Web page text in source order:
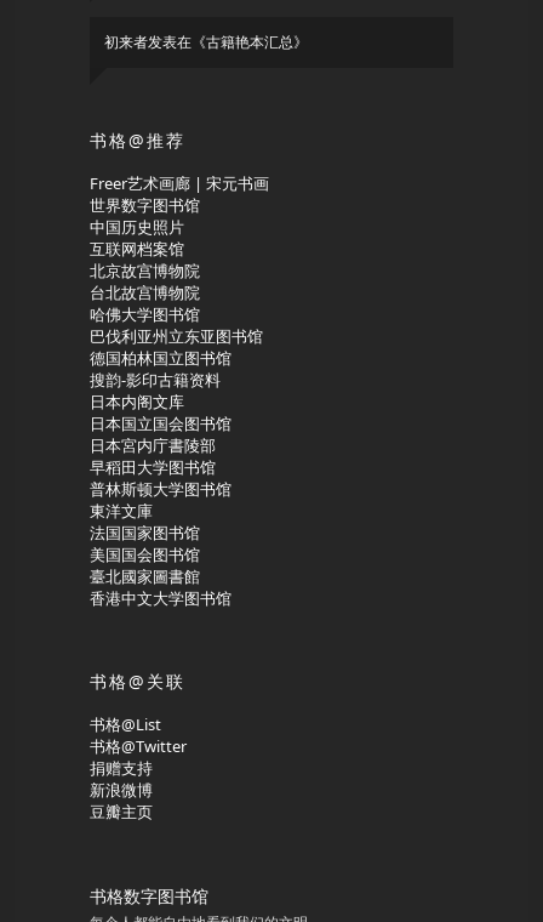
初来者发表在《古籍艳本汇总》
书格@推荐
Freer艺术画廊 | 宋元书画
世界数字图书馆
中国历史照片
互联网档案馆
北京故宫博物院
台北故宫博物院
哈佛大学图书馆
巴伐利亚州立东亚图书馆
德国柏林国立图书馆
搜韵-影印古籍资料
日本内阁文库
日本国立国会图书馆
日本宮内庁書陵部
早稻田大学图书馆
普林斯顿大学图书馆
東洋文庫
法国国家图书馆
美国国会图书馆
臺北國家圖書館
香港中文大学图书馆
书格@关联
书格@List
书格@Twitter
捐赠支持
新浪微博
豆瓣主页
书格数字图书馆